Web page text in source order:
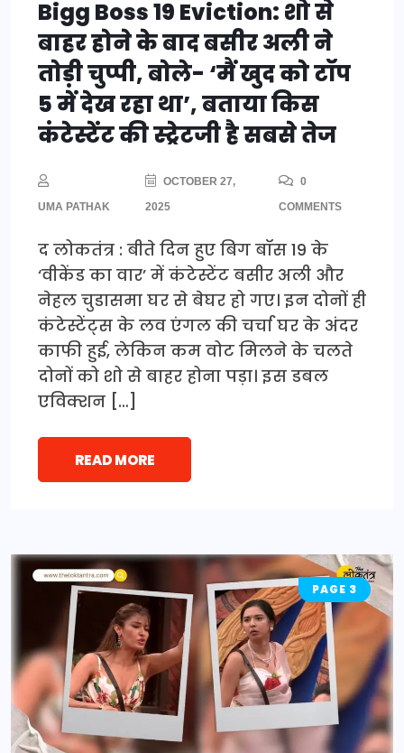
Bigg Boss 19 Eviction: शो से
बाहर होने के बाद बसीर अली ने
तोड़ी चुप्पी, बोले- ‘मैं खुद को टॉप
5 में देख रहा था’, बताया किस
कंटेस्टेंट की स्ट्रेटजी है सबसे तेज
UMA PATHAK
OCTOBER 27,
2025
0
COMMENTS
द लोकतंत्र : बीते दिन हुए बिग बॉस 19 के
‘वीकेंड का वार’ में कंटेस्टेंट बसीर अली और
नेहल चुडासमा घर से बेघर हो गए। इन दोनों ही
कंटेस्टेंट्स के लव एंगल की चर्चा घर के अंदर
काफी हुई, लेकिन कम वोट मिलने के चलते
दोनों को शो से बाहर होना पड़ा। इस डबल
एविक्शन […]
READ MORE
PAGE 3